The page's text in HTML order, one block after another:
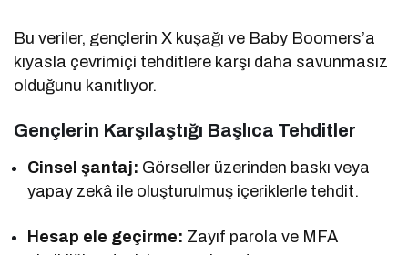
Bu veriler, gençlerin X kuşağı ve Baby Boomers’a
kıyasla çevrimiçi tehditlere karşı daha savunmasız
olduğunu kanıtlıyor.
Gençlerin Karşılaştığı Başlıca Tehditler
Cinsel şantaj: Görseller üzerinden baskı veya
yapay zekâ ile oluşturulmuş içeriklerle tehdit.
Hesap ele geçirme: Zayıf parola ve MFA